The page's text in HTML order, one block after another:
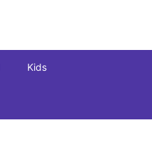
Kids